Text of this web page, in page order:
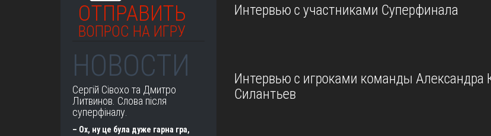
Интервью с участниками Суперфинала
Интервью с игроками команды Александра
Силантьев
ОТПРАВИТЬ
ВОПРОС НА ИГРУ
НОВОСТИ
Сергій Сівохо та Дмитро
Литвинов. Слова після
суперфіналу.
– Ох, ну це була дуже гарна гра,